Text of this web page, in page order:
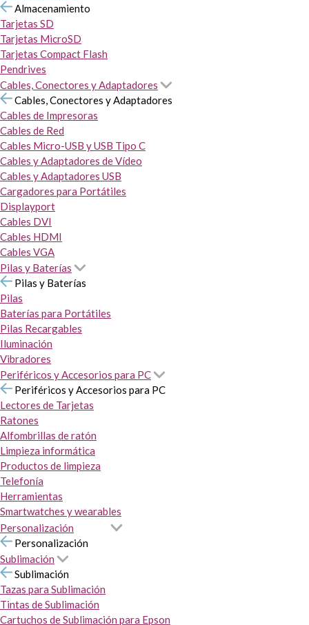
Almacenamiento
Tarjetas SD
Tarjetas MicroSD
Tarjetas Compact Flash
Pendrives
Cables, Conectores y Adaptadores
Cables, Conectores y Adaptadores
Cables de Impresoras
Cables de Red
Cables Micro-USB y USB Tipo C
Cables y Adaptadores de Vídeo
Cables y Adaptadores USB
Cargadores para Portátiles
Displayport
Cables DVI
Cables HDMI
Cables VGA
Pilas y Baterías
Pilas y Baterías
Pilas
Baterías para Portátiles
Pilas Recargables
Iluminación
Vibradores
Periféricos y Accesorios para PC
Periféricos y Accesorios para PC
Lectores de Tarjetas
Ratones
Alfombrillas de ratón
Limpieza informática
Productos de limpieza
Telefonía
Herramientas
Smartwatches y wearables
Personalización
Personalización
Sublimación
Sublimación
Tazas para Sublimación
Tintas de Sublimación
Cartuchos de Sublimación para Epson